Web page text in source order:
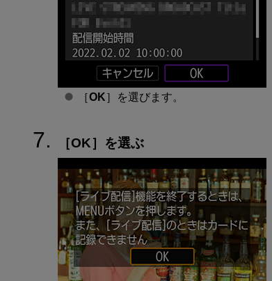
［OK］を選びます。
［OK］を選ぶ